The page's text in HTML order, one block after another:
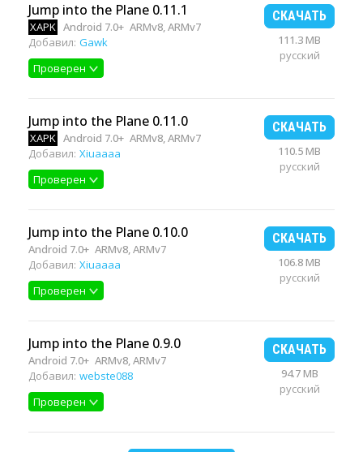
Jump into the Plane 0.11.1
XAPK Android 7.0+ ARMv8, ARMv7
Добавил: Gawk
Проверен
СКАЧАТЬ
111.3 MB
русский
Jump into the Plane 0.11.0
XAPK Android 7.0+ ARMv8, ARMv7
Добавил: Xiuaaaa
Проверен
СКАЧАТЬ
110.5 MB
русский
Jump into the Plane 0.10.0
Android 7.0+ ARMv8, ARMv7
Добавил: Xiuaaaa
Проверен
СКАЧАТЬ
106.8 MB
русский
Jump into the Plane 0.9.0
Android 7.0+ ARMv8, ARMv7
Добавил: webste088
Проверен
СКАЧАТЬ
94.7 MB
русский